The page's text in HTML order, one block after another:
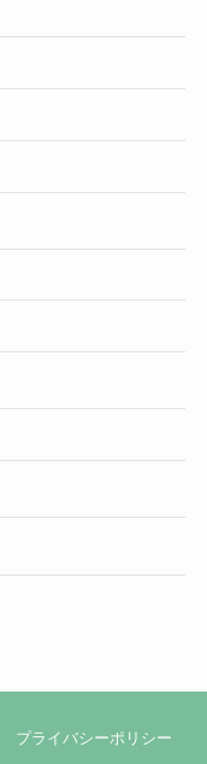
プライバシーポリシー